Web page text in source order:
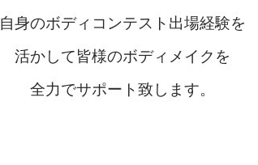
自身のボディコンテスト出場経験を
活かして皆様のボディメイクを
全力でサポート致します。